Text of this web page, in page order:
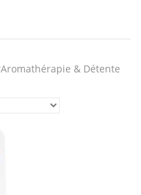
Aromathérapie & Détente